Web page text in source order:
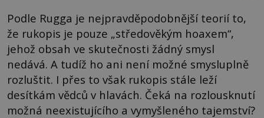
Podle Rugga je nejpravděpodobnější teorií to,
že rukopis je pouze „středověkým hoaxem“,
jehož obsah ve skutečnosti žádný smysl
nedává. A tudíž ho ani není možné smysluplně
rozluštit. I přes to však rukopis stále leží
desítkám vědců v hlavách. Čeká na rozlousknutí
možná neexistujícího a vymyšleného tajemství?